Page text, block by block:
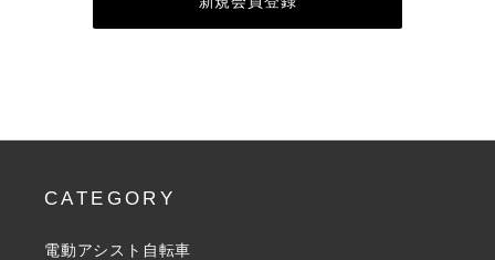
CATEGORY
電動アシスト自転車